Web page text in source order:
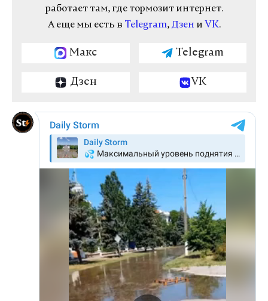
работает там, где тормозит интернет.
А еще мы есть в Telegram, Дзен и VK.
Макс Telegram
Дзен VK